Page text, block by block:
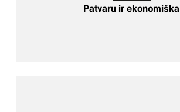
Patvaru ir ekonomiška